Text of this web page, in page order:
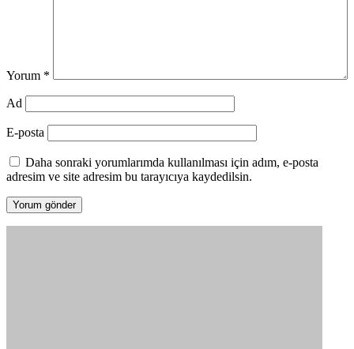
Yorum *
Ad
E-posta
Daha sonraki yorumlarımda kullanılması için adım, e-posta
adresim ve site adresim bu tarayıcıya kaydedilsin.